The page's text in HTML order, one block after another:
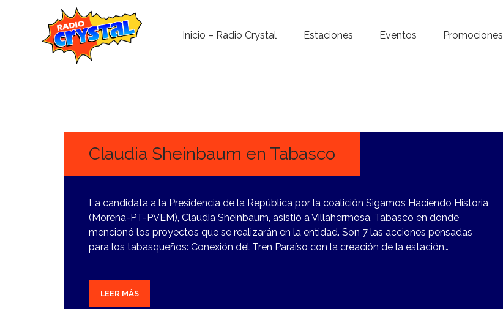
Inicio – Radio Crystal Estaciones Eventos Promociones
Noticias
Para ti
Contacto
Claudia Sheinbaum en Tabasco
La candidata a la Presidencia de la República por la coalición Sigamos Haciendo Historia
(Morena-PT-PVEM), Claudia Sheinbaum, asistió a Villahermosa, Tabasco en donde
mencionó los proyectos que se realizarán en la entidad. Son 7 las acciones pensadas
para los tabasqueños: Conexión del Tren Paraíso con la creación de la estación…
LEER MÁS